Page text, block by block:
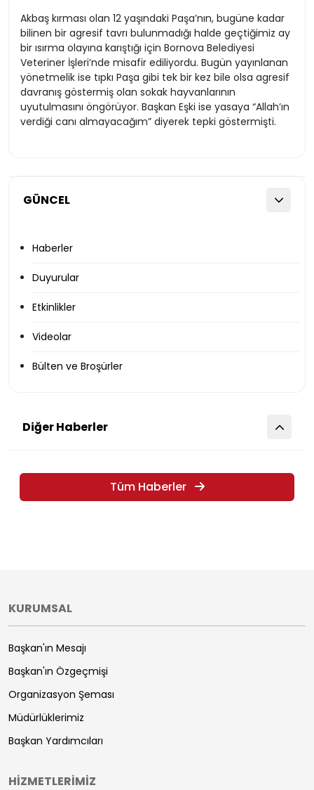
GÜNCEL
Haberler
Duyurular
Etkinlikler
Videolar
Bülten ve Broşürler
Akbaş kırması olan 12 yaşındaki Paşa’nın, bugüne kadar
bilinen bir agresif tavrı bulunmadığı halde geçtiğimiz ay
bir ısırma olayına karıştığı için Bornova Belediyesi
Veteriner İşleri’nde misafir ediliyordu. Bugün yayınlanan
yönetmelik ise tıpkı Paşa gibi tek bir kez bile olsa agresif
davranış göstermiş olan sokak hayvanlarının
uyutulmasını öngörüyor. Başkan Eşki ise yasaya “Allah’ın
verdiği canı almayacağım” diyerek tepki göstermişti.
Diğer Haberler
Tüm Haberler
KURUMSAL
Başkan'ın Mesajı
Başkan'ın Özgeçmişi
Organizasyon Şeması
Müdürlüklerimiz
Başkan Yardımcıları
HİZMETLERİMİZ